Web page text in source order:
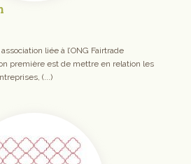
liée à l’ONG Fairtrade
première est de mettre en relation les
(...)